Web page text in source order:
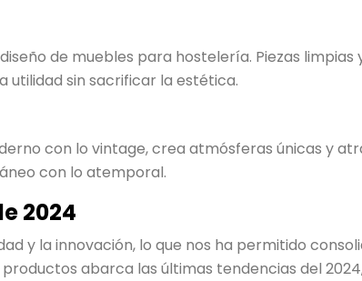
de muebles para hostelería. Piezas
utilidad sin sacrificar la estética.
con lo vintage, crea atmósferas únicas y
con lo atemporal.
2024
y la innovación, lo que nos ha permitido
abarca las últimas tendencias del